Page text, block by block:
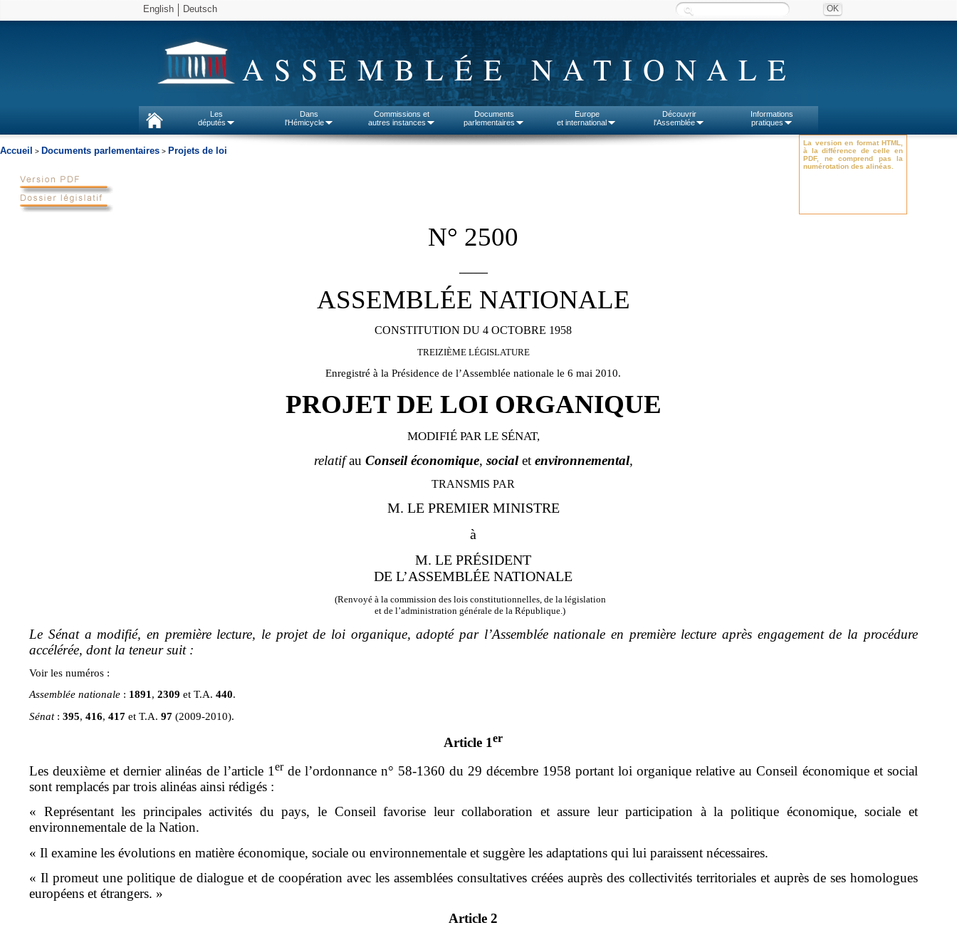
English Deutsch
ASSEMBLÉE NATIONALE
Les
députés
Dans
l'Hémicycle
Commissions et
autres instances
Documents
parlementaires
Europe
et international
Découvrir
l'Assemblée
Informations
pratiques
Accueil > Documents parlementaires > Projets de loi
La version en format HTML,
à la différence de celle en
PDF, ne comprend pas la
numérotation des alinéas.
N° 2500
ASSEMBLÉE NATIONALE
CONSTITUTION DU 4 OCTOBRE 1958
TREIZIÈME LÉGISLATURE
Enregistré à la Présidence de l’Assemblée nationale le 6 mai 2010.
PROJET DE LOI ORGANIQUE
MODIFIÉ PAR LE SÉNAT,
relatifau Conseil économique, social et environnemental,
TRANSMIS PAR
M. LE PREMIER MINISTRE
à
M. LE PRÉSIDENT
DE L’ASSEMBLÉE NATIONALE
(Renvoyé à la commission des lois constitutionnelles, de la législation
et de l’administration générale de la République.)
Le Sénat a modifié, en première lecture, le projet de loi organique, adopté par l’Assemblée nationale en première lecture après engagement de la procédure
accélérée, dont la teneur suit :
Voir les numéros :
Assemblée nationale : 1891,2309 et T.A.440.
Sénat : 395,416,417et T.A. 97(2009-2010).
Article 1er
Les deuxième et dernier alinéas de l’article 1 erde l’ordonnance n° 58-1360 du 29 décembre 1958 portant loi organique relative au Conseil économique et social
sont remplacés par trois alinéas ainsi rédigés :
« Représentant les principales activités du pays, le Conseil favorise leur collaboration et assure leur participation à la politique économique, sociale et
environnementale de la Nation.
« Il examine les évolutions en matière économique, sociale ou environnementale et suggère les adaptations qui lui paraissent nécessaires.
« Il promeut une politique de dialogue et de coopération avec les assemblées consultatives créées auprès des collectivités territoriales et auprès de ses homologues
européens et étrangers. »
Article 2